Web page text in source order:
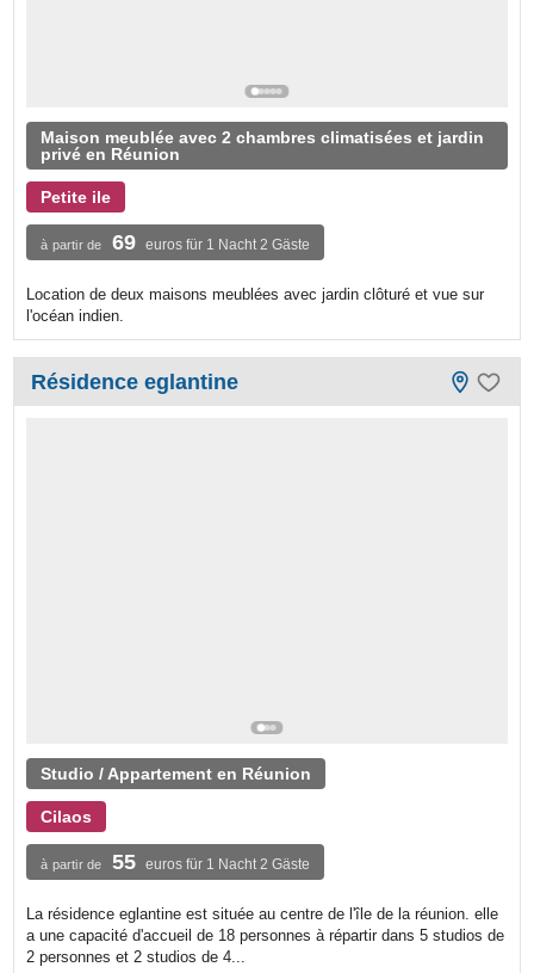
Maison meublée avec 2 chambres climatisées et jardin
privé en Réunion
Petite ile
à partir de 69 euros für 1 Nacht 2 Gäste
Location de deux maisons meublées avec jardin clôturé et vue sur
l'océan indien.
Résidence eglantine
Studio / Appartement en Réunion
Cilaos
à partir de 55 euros für 1 Nacht 2 Gäste
La résidence eglantine est située au centre de l'île de la réunion. elle
a une capacité d'accueil de 18 personnes à répartir dans 5 studios de
2 personnes et 2 studios de 4...